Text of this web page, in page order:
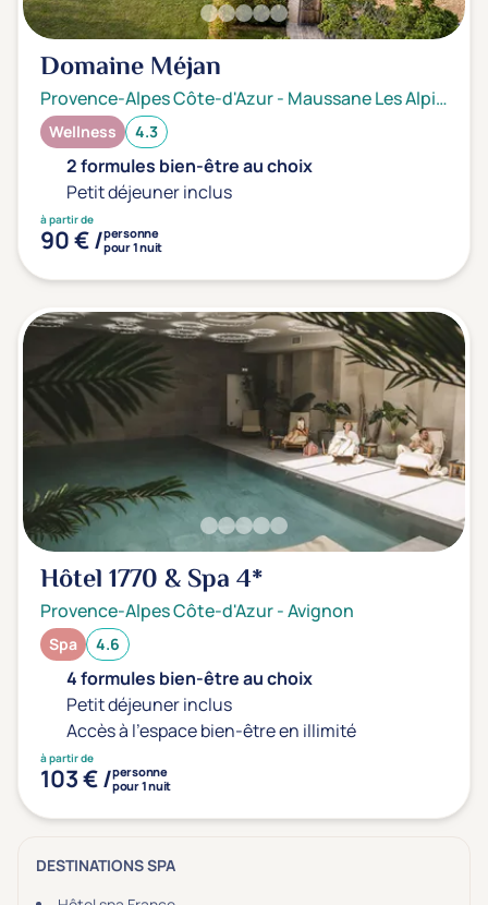
Domaine Méjan
Provence-Alpes Côte-d'Azur- Maussane Les Alpilles
Wellness 4.3
2 formules bien-être au choix
Petit déjeuner inclus
à partir de
90 € /personne
pour 1 nuit
Hôtel 1770 & Spa4*
Provence-Alpes Côte-d'Azur-Avignon
Spa 4.6
4 formules bien-être au choix
Petit déjeuner inclus
Accès à l'espace bien-être en illimité
à partir de
103 € /personne
pour 1 nuit
DESTINATIONS SPA